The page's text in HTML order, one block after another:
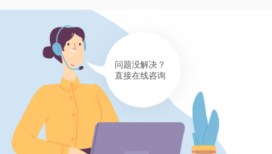
问题没解决？
直接在线咨询